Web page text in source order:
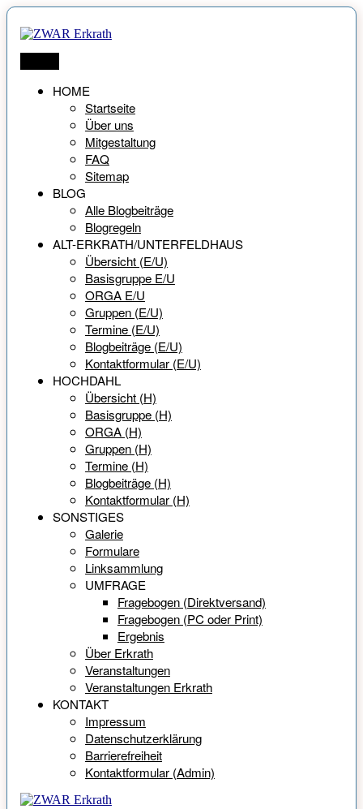
Zum
Inhalt
springen
HOME
Startseite
Über uns
Mitgestaltung
FAQ
Sitemap
BLOG
Alle Blogbeiträge
Blogregeln
ALT-ERKRATH/UNTERFELDHAUS
Übersicht (E/U)
Basisgruppe E/U
ORGA E/U
Gruppen (E/U)
Termine (E/U)
Blogbeiträge (E/U)
Kontaktformular (E/U)
HOCHDAHL
Übersicht (H)
Basisgruppe (H)
ORGA (H)
Gruppen (H)
Termine (H)
Blogbeiträge (H)
Kontaktformular (H)
SONSTIGES
Galerie
Formulare
Linksammlung
UMFRAGE
Fragebogen (Direktversand)
Fragebogen (PC oder Print)
Ergebnis
Über Erkrath
Veranstaltungen
Veranstaltungen Erkrath
KONTAKT
Impressum
Datenschutzerklärung
Barrierefreiheit
Kontaktformular (Admin)